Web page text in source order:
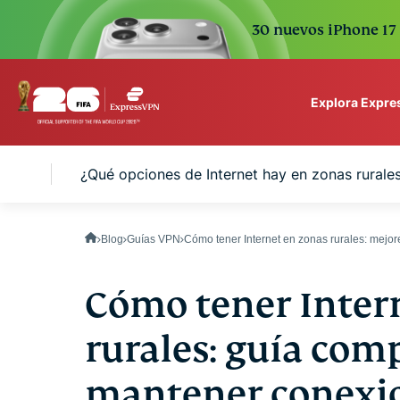
30 nuevos iPhone
Explora
VPN protection for
¿Qué opciones de Internet hay en zonas
Blog Guías VPN Cómo tener Internet en zonas rurales:
Cómo tener
rurales: guía